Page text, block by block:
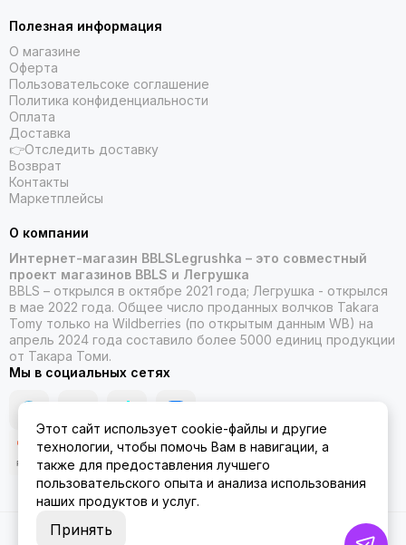
Полезная информация
О магазине
Оферта
Пользовательсоке соглашение
Политика конфиденциальности
Оплата
Доставка
👉Отследить доставку
Возврат
Контакты
Маркетплейсы
О компании
Интернет-магазин BBLSLegrushka – это совместный
проект магазинов BBLS и Легрушка
BBLS – открылся в октябре 2021 года; Легрушка - открылся
в мае 2022 года. Общее число проданных волчков Takara
Tomy только на Wildberries (по открытым данным WB) на
апрель 2024 года составило более 5000 единиц продукции
от Такара Томи.
Мы в социальных сетях
2026 © ББЛСЛегрушка.
Этот сайт использует cookie-файлы и другие
технологии, чтобы помочь Вам в навигации, а
также для предоставления лучшего
пользовательского опыта и анализа использования
наших продуктов и услуг.
Принять